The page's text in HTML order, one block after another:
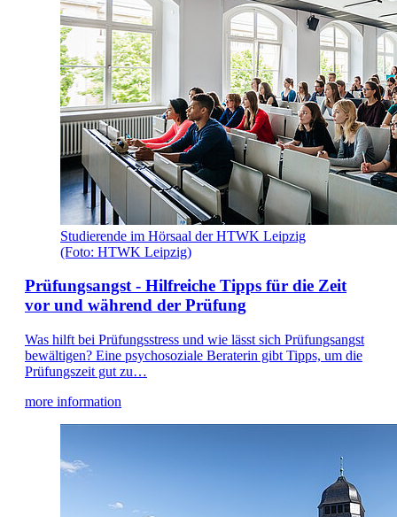
Studierende im Hörsaal der HTWK Leipzig
(Foto: HTWK Leipzig)
Prüfungsangst - Hilfreiche Tipps für die Zeit
vor und während der Prüfung
Was hilft bei Prüfungsstress und wie lässt sich Prüfungsangst
bewältigen? Eine psychosoziale Beraterin gibt Tipps, um die
Prüfungszeit gut zu…
more information